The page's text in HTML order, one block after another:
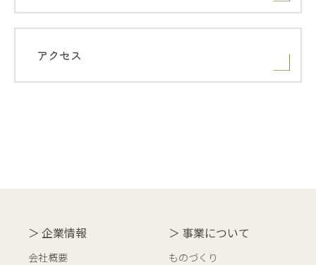
アクセス
企業情報
会社概要
事業について
ものづくり